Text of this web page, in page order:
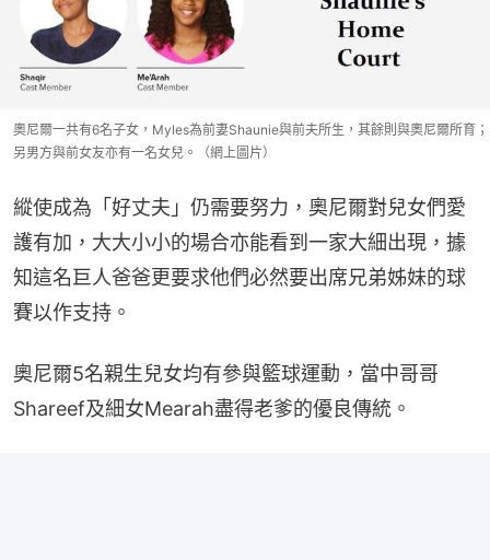
奧尼爾一共有6名子女，Myles為前妻Shaunie與前夫所生，其餘則與奧尼爾所育；
另男方與前女友亦有一名女兒。（網上圖片）
縱使成為「好丈夫」仍需要努力，奧尼爾對兒女們愛
護有加，大大小小的場合亦能看到一家大細出現，據
知這名巨人爸爸更要求他們必然要出席兄弟姊妹的球
賽以作支持。
奧尼爾5名親生兒女均有參與籃球運動，當中哥哥
Shareef及細女Mearah盡得老爹的優良傳統。